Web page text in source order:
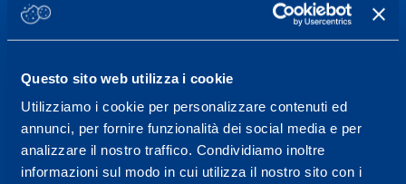
Questo sito web utilizza i cookie
Utilizziamo i cookie per personalizzare contenuti ed
annunci, per fornire funzionalità dei social media e per
analizzare il nostro traffico. Condividiamo inoltre
informazioni sul modo in cui utilizza il nostro sito con i
Centro servizi per l'alta
prestazione ed il
wellness.
Maggiori informazioni